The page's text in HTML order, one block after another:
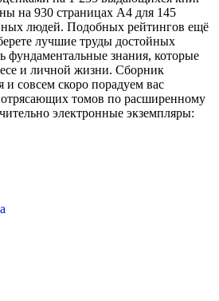
на 930 страницах А4 для 145
людей. Подобных рейтингов ещё
лучшие труды достойных
фундаментальные знания, которые
и личной жизни. Сборник
и совсем скоро порадуем вас
томов по расширенному
электронные экземпляры: